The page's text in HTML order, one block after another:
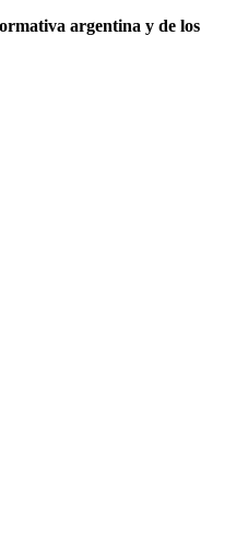
argentina y de los